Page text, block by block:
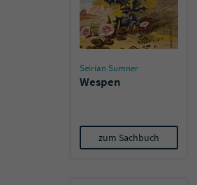
Seirian Sumner
Wespen
zum Sachbuch